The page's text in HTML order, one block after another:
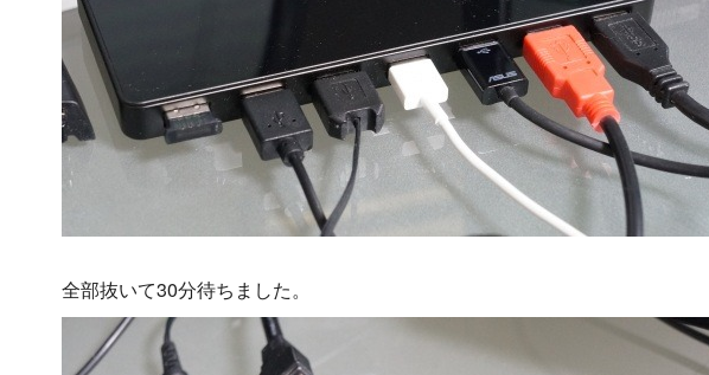
全部抜いて30分待ちました。